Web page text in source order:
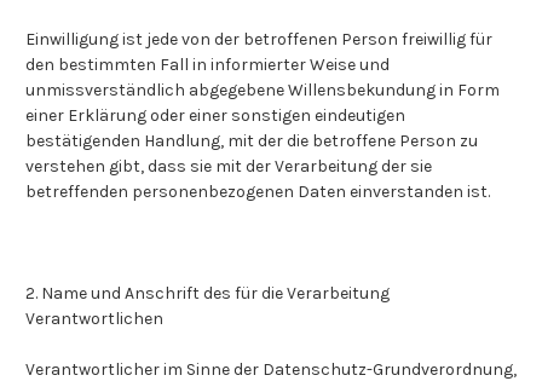
Einwilligung ist jede von der betroffenen Person freiwillig für
den bestimmten Fall in informierter Weise und
unmissverständlich abgegebene Willensbekundung in Form
einer Erklärung oder einer sonstigen eindeutigen
bestätigenden Handlung, mit der die betroffene Person zu
verstehen gibt, dass sie mit der Verarbeitung der sie
betreffenden personenbezogenen Daten einverstanden ist.
2. Name und Anschrift des für die Verarbeitung
Verantwortlichen
Verantwortlicher im Sinne der Datenschutz-Grundverordnung,